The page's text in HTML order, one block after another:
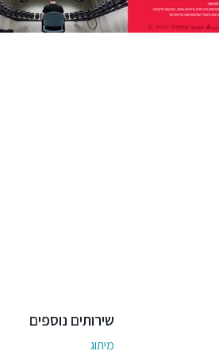
שירותים נוספים
מיתוג